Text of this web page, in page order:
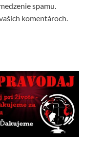
spamu.
komentároch.